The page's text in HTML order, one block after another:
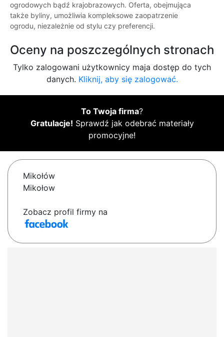
ogrodowych bądź krajobrazowych. Oferta, obejmująca
także byliny, umożliwia kompleksowe zaopatrzenie
ogrodu, niezależnie od stylu czy preferencji.
Oceny na poszczególnych stronach
Tylko zalogowani użytkownicy maja dostęp do tych
danych. Kliknij, aby się zalogować.
To Twoja firma?
Gratulacje! Sprawdź jak odebrać materiały
promocyjne!
Mikołów
Mikołow
Zobacz profil firmy na